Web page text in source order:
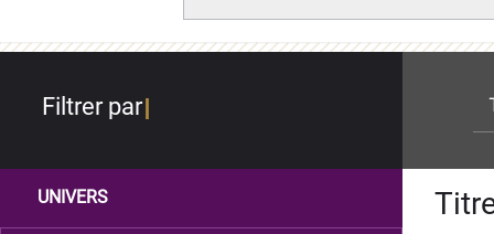
Filtrer par
UNIVERS